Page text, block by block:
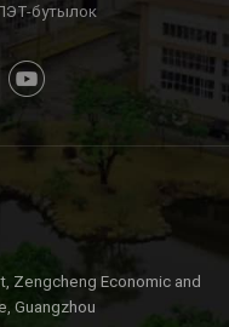
бутылок
Zengcheng Economic and
Guangzhou